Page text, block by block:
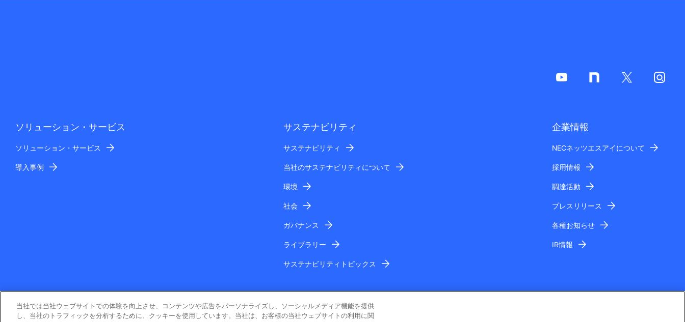
ソリューション・サービス
ソリューション・サービス
導入事例
サステナビリティ
サステナビリティ
当社のサステナビリティについて
環境
社会
ガバナンス
ライブラリー
サステナビリティトピックス
企業情報
NECネッツエスアイについて
採用情報
調達活動
プレスリリース
各種お知らせ
IR情報
当社では当社ウェブサイトでの体験を向上させ、コンテンツや広告をパーソナライズし、ソーシャルメディア機能を提供
し、当社のトラフィックを分析するために、クッキーを使用しています。当社は、お客様の当社ウェブサイトの利用に関